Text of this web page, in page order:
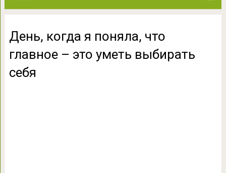
День, когда я поняла, что
главное – это уметь выбирать
себя